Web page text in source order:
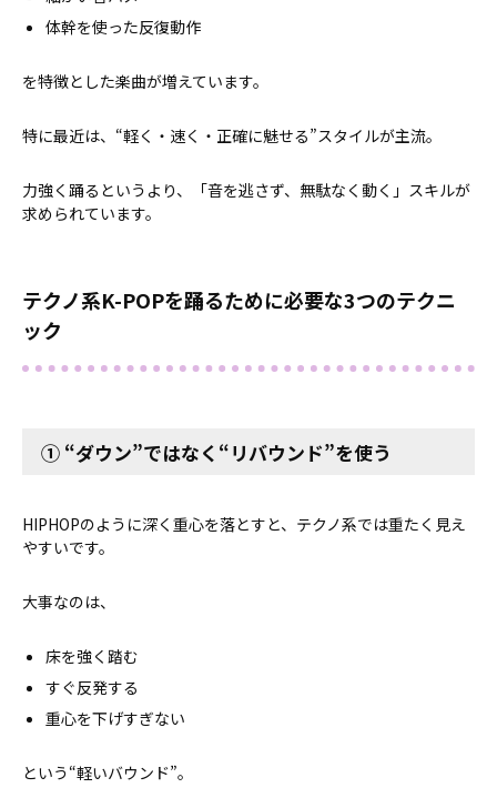
体幹を使った反復動作
を特徴とした楽曲が増えています。
特に最近は、“軽く・速く・正確に魅せる”スタイルが主流。
力強く踊るというより、「音を逃さず、無駄なく動く」スキルが
求められています。
テクノ系K-POPを踊るために必要な3つのテクニ
ック
① “ダウン”ではなく“リバウンド”を使う
HIPHOPのように深く重心を落とすと、テクノ系では重たく見え
やすいです。
大事なのは、
床を強く踏む
すぐ反発する
重心を下げすぎない
という“軽いバウンド”。